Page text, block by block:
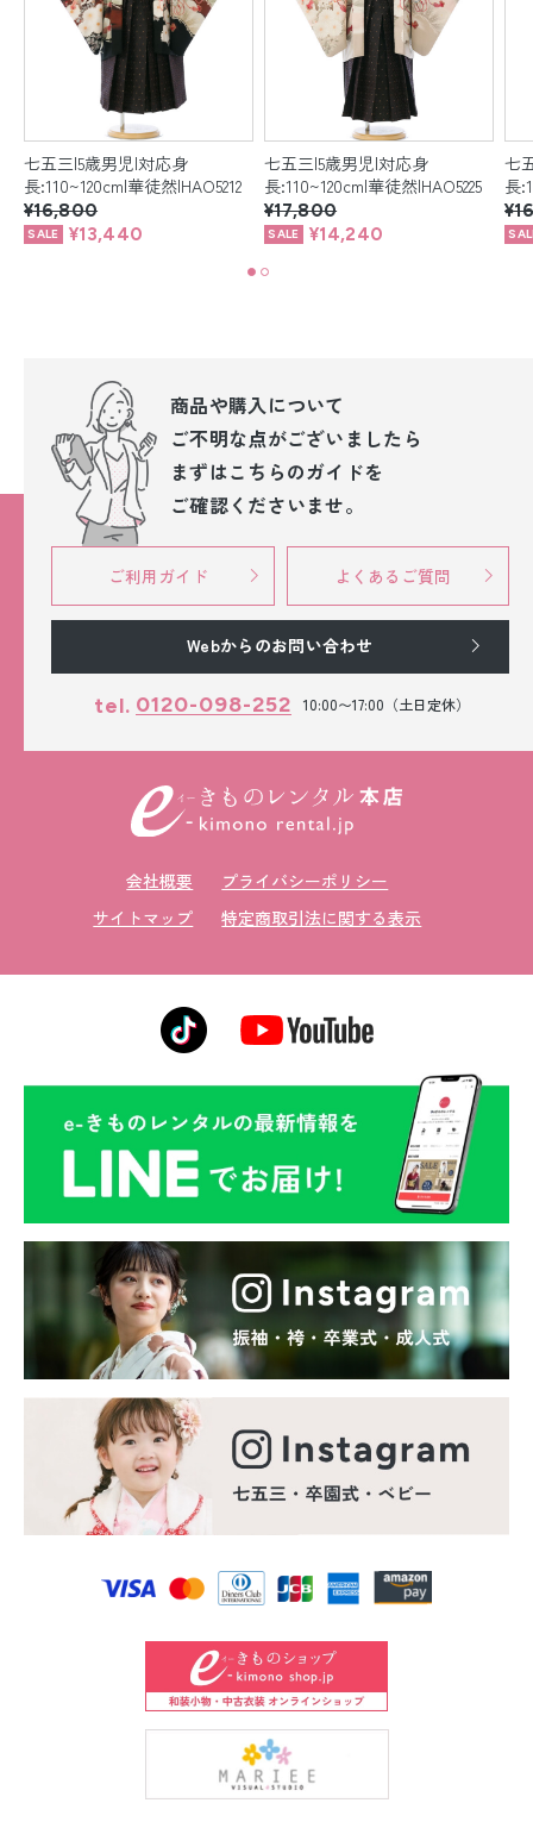
七五三|5歳男児|対応身
長:110~120cm|華徒然|HAO5212
¥16,800
¥13,440
七五三|5歳男児|対応身
長:110~120cm|華徒然|HAO5225
¥17,800
¥14,240
七
長
商品や購入について
ご不明な点がございましたら
まずはこちらのガイドを
ご確認くださいませ。
ご利用ガイド よくあるご質問
Webからのお問い合わせ
tel. 0120-098-252 10:00〜17:00（土日定休）
会社概要
プライバシーポリシー
サイトマップ
特定商取引法に関する表示